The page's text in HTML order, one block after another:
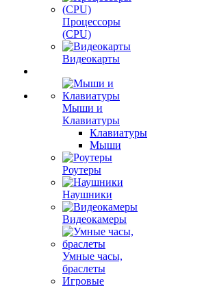
Процессоры
(CPU)
Видеокарты
Мыши и
Клавиатуры
Клавиатуры
Мыши
Роутеры
Наушники
Видеокамеры
Умные часы,
браслеты
Игровые